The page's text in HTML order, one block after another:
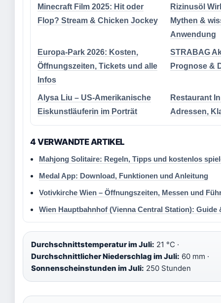
Minecraft Film 2025: Hit oder
Flop? Stream & Chicken Jockey
Rizinusöl
Mythen &
Anwendung
Europa-Park 2026: Kosten,
Öffnungszeiten, Tickets und alle
Infos
STRABAG
Prognose &
Alysa Liu – US-Amerikanische
Eiskunstläuferin im Porträt
Restaurant
Adressen,
4 VERWANDTE ARTIKEL
Mahjong Solitaire: Regeln, Tipps und kostenlos
Medal App: Download, Funktionen und Anleitung
Votivkirche Wien – Öffnungszeiten, Messen und
Wien Hauptbahnhof (Vienna Central Station): Guide
Durchschnittstemperatur im Juli: 21 °C ·
Durchschnittlicher Niederschlag im Juli: 60 mm ·
Sonnenscheinstunden im Juli: 250 Stunden